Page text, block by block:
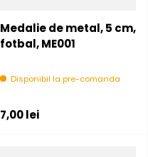
Medalie de metal, 5 cm,
fotbal, ME001
Disponibil la pre-comanda
Pret initial
7,00 lei